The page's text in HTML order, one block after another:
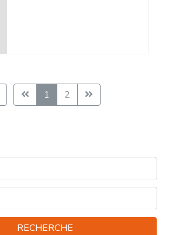
1 2
RECHERCHE